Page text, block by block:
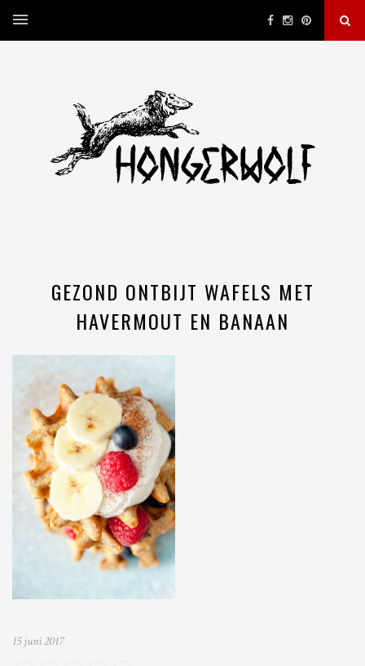
GEZOND ONTBIJT WAFELS MET
HAVERMOUT EN BANAAN
15 juni 2017